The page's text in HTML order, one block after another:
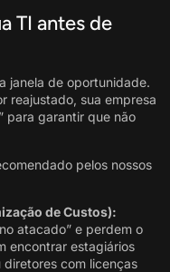
TI antes de
janela de oportunidade.
reajustado, sua empresa
para garantir que não
pelos nossos
de Custos):
atacado” e perdem o
encontrar estagiários
diretores com licenças